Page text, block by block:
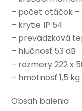
– počet otáčok
– krytie IP 54
– prevádzková
– hlučnosť 53 dB
– rozmery 222 x
– hmotnosť 1,5 kg
Obsah balenia